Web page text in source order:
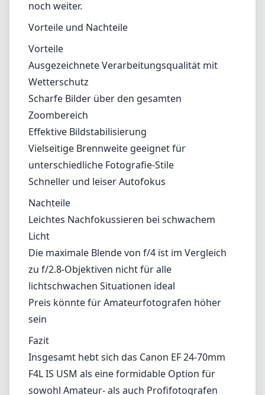
kann.
Vielseitigkeit
Landschaften, Porträts oder Nahaufnahmen,
Dienste. Der nahe Fokussierungsabstand
Aufnahmen und steigert die Vielseitigkeit
noch weiter.
Vorteile und Nachteile
Vorteile
Ausgezeichnete Verarbeitungsqualität mit
Wetterschutz
Scharfe Bilder über den gesamten
Zoombereich
Effektive Bildstabilisierung
Vielseitige Brennweite geeignet für
unterschiedliche Fotografie-Stile
Nachteile
Leichtes Nachfokussieren bei schwachem
Licht